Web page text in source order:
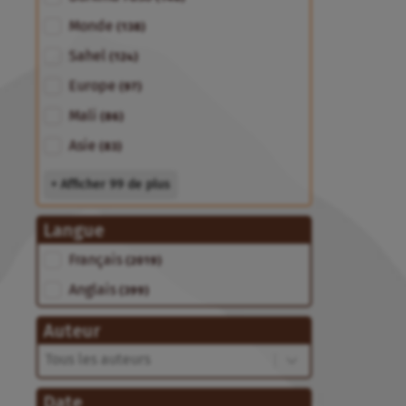
Monde (138)
Sahel (124)
Europe (97)
Mali (86)
Asie (83)
+ Afficher 99 de plus
Langue
Langue
Français (2019)
Anglais (399)
Auteur
Auteur
Auteur